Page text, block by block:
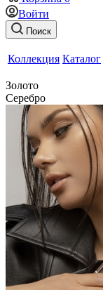
Войти
Поиск
Коллекция Каталог
Золото
Серебро